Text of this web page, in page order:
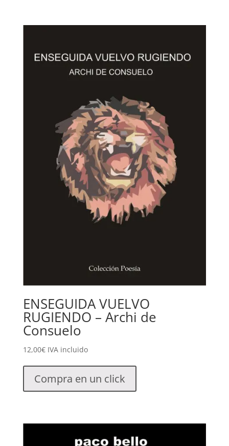
ENSEGUIDA VUELVO
RUGIENDO – Archi de
Consuelo
12,00€ IVA incluido
Compra en un click